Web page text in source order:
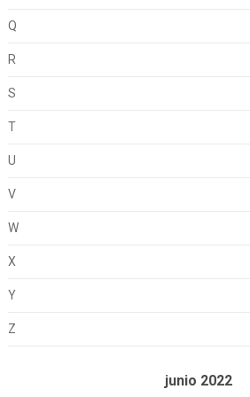
Q
R
S
T
U
V
W
X
Y
Z
junio 2022